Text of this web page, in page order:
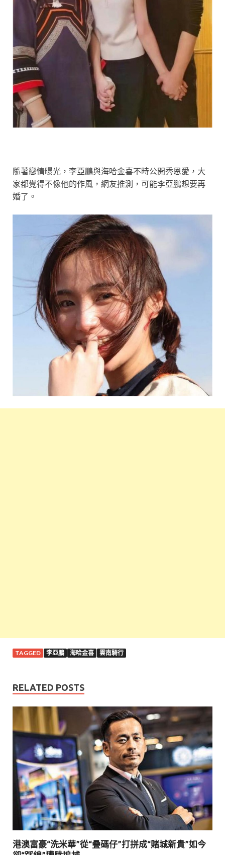
隨著戀情曝光，李亞鵬與海哈金喜不時公開秀恩愛，大
家都覺得不像他的作風，網友推測，可能李亞鵬想要再
婚了。
TAGGED 李亞鵬 海哈金喜 雲南騎行
RELATED POSTS
港澳富豪“洗米華”從“疊碼仔”打拼成“賭城新貴”如今